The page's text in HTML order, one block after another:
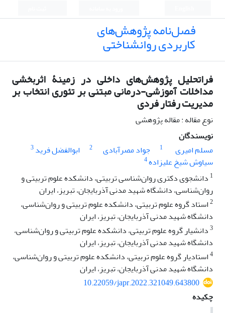
فصل‌نامه پژوهش‌های
کاربردی روانشناختی
فراتحلیل پژوهش‌های داخلی در زمینۀ اثربخشی
مداخلات آموزشی-درمانی مبتنی بر تئوری انتخاب بر
مدیریت رفتار فردی
نوع مقاله : مقاله پژوهشی
نویسندگان
مسلم امیری
1 جواد مصرآبادی 2 ابوالفضل فرید3
سیاوش شیخ علیزاده4
1 دانشجوی دکتری روان‌شناسی تربیتی، دانشکده علوم تربیتی و
روان‌شناسی، دانشگاه شهید مدنی آذربایجان، تبریز، ایران
2استاد گروه علوم تربیتی، دانشکده علوم تربیتی و روان‌شناسی،
دانشگاه شهید مدنی آذربایجان، تبریز، ایران
3دانشیار گروه علوم تربیتی، دانشکده علوم تربیتی و روان‌شناسی،
دانشگاه شهید مدنی آذربایجان، تبریز، ایران
4استادیار گروه علوم تربیتی، دانشکده علوم تربیتی و روان‌شناسی،
دانشگاه شهید مدنی آذربایجان، تبریز، ایران
10.22059/japr.2022.321049.643800
چکیده